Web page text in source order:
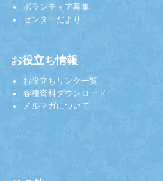
ボランティア募集
センターだより
お役立ち情報
お役立ちリンク一覧
各種資料ダウンロード
メルマガについて